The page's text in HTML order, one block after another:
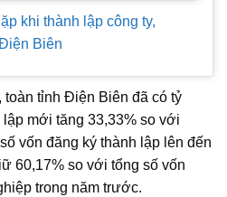
khi thành lập công ty,
Biên
toàn tỉnh Điện Biên đã có tỷ
mới tăng 33,33% so với
vốn đăng ký thành lập lên đến
60,17% so với tổng số vốn
trong năm trước.